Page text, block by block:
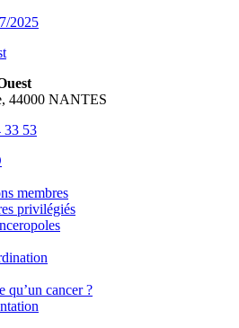
2025
44000 NANTES
33 53
membres
privilégiés
qu’un cancer ?